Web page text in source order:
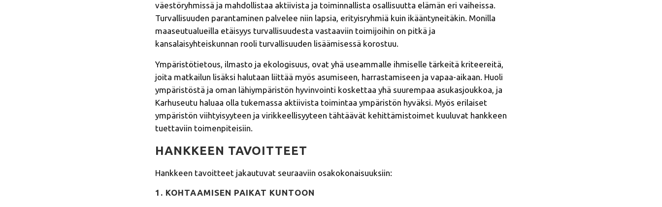
väestöryhmissä ja mahdollistaa aktiivista ja toiminnallista osallisuutta elämän eri vaiheissa.
Turvallisuuden parantaminen palvelee niin lapsia, erityisryhmiä kuin ikääntyneitäkin. Monilla
maaseutualueilla etäisyys turvallisuudesta vastaaviin toimijoihin on pitkä ja
kansalaisyhteiskunnan rooli turvallisuuden lisäämisessä korostuu.
Ympäristötietous, ilmasto ja ekologisuus, ovat yhä useammalle ihmiselle tärkeitä kriteereitä,
joita matkailun lisäksi halutaan liittää myös asumiseen, harrastamiseen ja vapaa-aikaan. Huoli
ympäristöstä ja oman lähiympäristön hyvinvointi koskettaa yhä suurempaa asukasjoukkoa, ja
Karhuseutu haluaa olla tukemassa aktiivista toimintaa ympäristön hyväksi. Myös erilaiset
ympäristön viihtyisyyteen ja virikkeellisyyteen tähtäävät kehittämistoimet kuuluvat hankkeen
tuettaviin toimenpiteisiin.
HANKKEEN TAVOITTEET
Hankkeen tavoitteet jakautuvat seuraaviin osakokonaisuuksiin:
1. KOHTAAMISEN PAIKAT KUNTOON